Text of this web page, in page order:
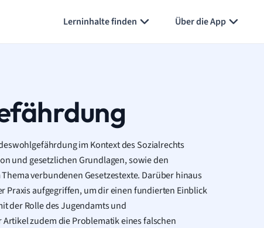
Lerninhalte finden Über die App
im Kontext des Sozialrechts
und gesetzlichen Grundlagen, sowie den
verbundenen Gesetzestexte. Darüber hinaus
Praxis aufgegriffen, um dir einen fundierten Einblick
der Rolle des Jugendamts und
zudem die Problematik eines falschen